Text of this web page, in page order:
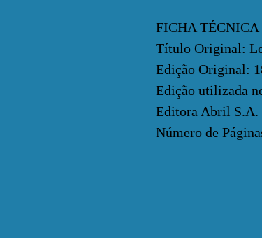
FICHA TÉCNICA
Título Original:
Edição Original:
Edição utilizada
Editora Abril S.A.
Número de